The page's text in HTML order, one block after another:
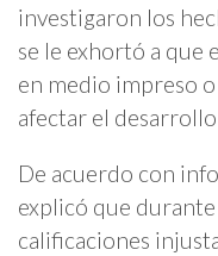
investigaron los
se le exhortó a que
en medio impreso
afectar el
De acuerdo con
explicó que
calificaciones